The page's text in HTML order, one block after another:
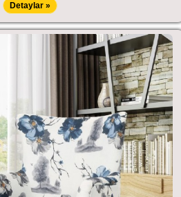
Detaylar »